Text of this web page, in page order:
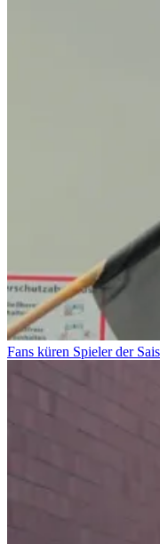
Fans küren Spieler der